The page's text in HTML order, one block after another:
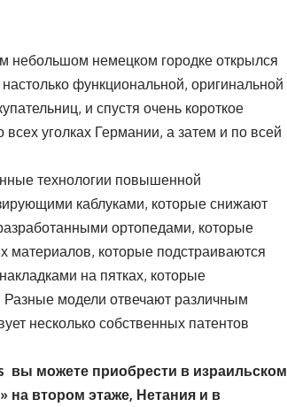
небольшом немецком городке открылся
функциональной, оригинальной
и спустя очень короткое
уголках Германии, а затем и по всей
технологии повышенной
каблуками, которые снижают
ортопедами, которые
материалов, которые подстраиваются
на пятках, которые
Разные модели отвечают различным
несколько собственных патентов
вы можете приобрести в израильском
на втором этаже, Нетания и в